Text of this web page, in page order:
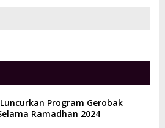
Program Gerobak
Ramadhan 2024